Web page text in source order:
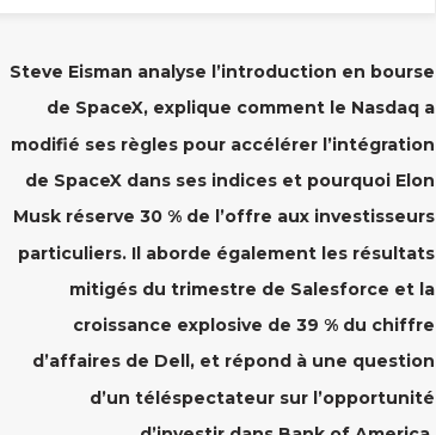
Steve Eisman analyse l’introduction en bourse
de SpaceX, explique comment le Nasdaq a
modifié ses règles pour accélérer l’intégration
de SpaceX dans ses indices et pourquoi Elon
Musk réserve 30 % de l’offre aux investisseurs
particuliers. Il aborde également les résultats
mitigés du trimestre de Salesforce et la
croissance explosive de 39 % du chiffre
d’affaires de Dell, et répond à une question
d’un téléspectateur sur l’opportunité